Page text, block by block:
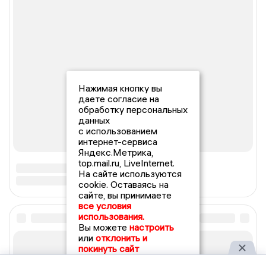
Нажимая кнопку вы
даете согласие на
обработку персональных
данных
с использованием
интернет-сервиса
Яндекс.Метрика,
top.mail.ru, LiveInternet.
На сайте используются
cookie. Оставаясь на
сайте, вы принимаете
все условия
использования.
Вы можете настроить
или отклонить и
покинуть сайт